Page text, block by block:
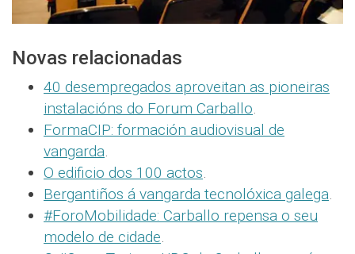
Novas relacionadas
40 desempregados aproveitan as pioneiras
instalacións do Forum Carballo.
FormaCIP: formación audiovisual de
vangarda.
O edificio dos 100 actos.
Bergantiños á vangarda tecnolóxica galega.
#ForoMobilidade: Carballo repensa o seu
modelo de cidade.